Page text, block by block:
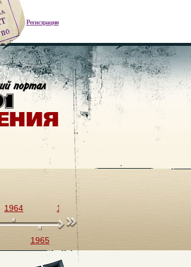
Регистрация
1964
1965
1966